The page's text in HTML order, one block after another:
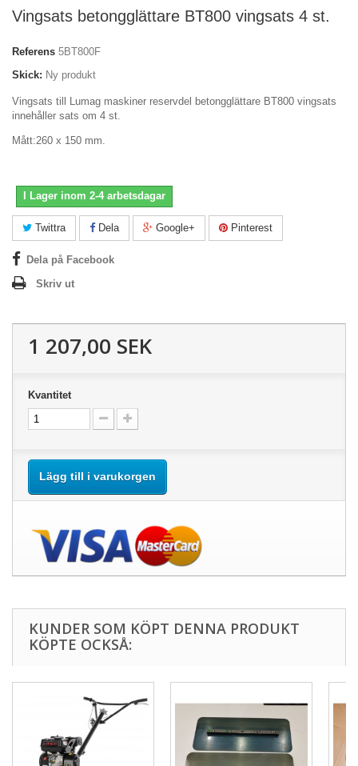
Vingsats betongglättare BT800 vingsats 4 st.
Referens 5BT800F
Skick: Ny produkt
Vingsats till Lumag maskiner reservdel betongglättare BT800 vingsats
innehåller sats om 4 st.
Mått:260 x 150 mm.
I Lager inom 2-4 arbetsdagar
Twittra Dela Google+ Pinterest
Dela på Facebook
Skriv ut
1 207,00 SEK
Kvantitet
Lägg till i varukorgen
KUNDER SOM KÖPT DENNA PRODUKT
KÖPTE OCKSÅ: